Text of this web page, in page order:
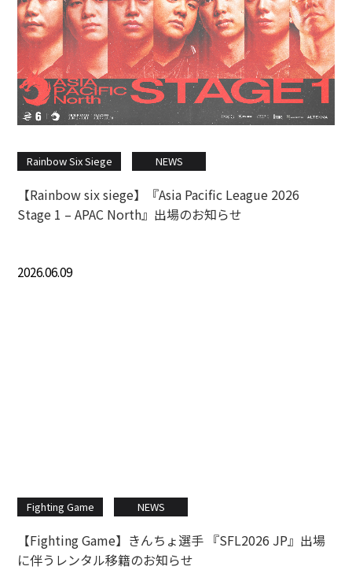
Rainbow Six Siege NEWS
【Rainbow six siege】『Asia Pacific League 2026
Stage 1 – APAC North』出場のお知らせ
2026.06.09
Fighting Game NEWS
【Fighting Game】きんちょ選手 『SFL2026 JP』出場
に伴うレンタル移籍のお知らせ